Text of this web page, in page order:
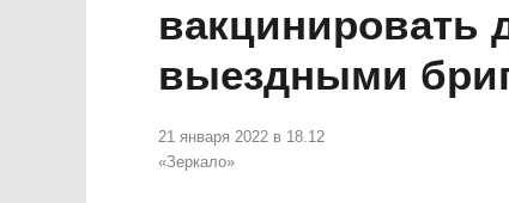
вакцинировать
выездными
21 января 2022 в 18.12
«Зеркало»